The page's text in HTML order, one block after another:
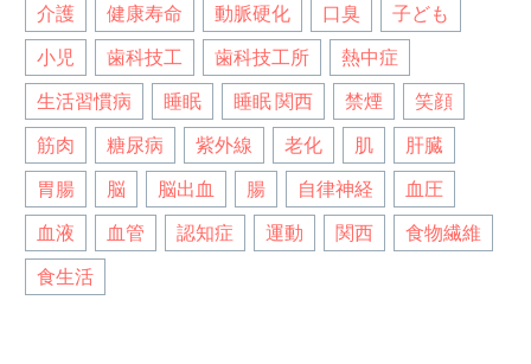
介護
健康寿命 動脈硬化 口臭
子ども
小児
歯科技工 歯科技工所
熱中症
生活習慣病
睡眠 睡眠 関西 禁煙
笑顔
筋肉
糖尿病 紫外線 老化 肌
肝臓
胃腸
脳 脳出血 腸 自律神経
血圧
血液
血管 認知症 運動 関西
食物繊維
食生活